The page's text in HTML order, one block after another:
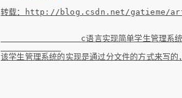
转载：http://blog.csdn.net/gatieme/
c语言实现简单学生管理系
该学生管理系统的实现是通过分文件的方式来